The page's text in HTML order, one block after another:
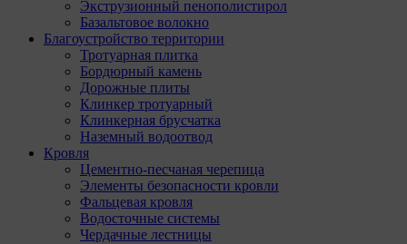
Экструзионный пенополистирол
Базальтовое волокно
Благоустройство территории
Тротуарная плитка
Бордюрный камень
Дорожные плиты
Клинкер тротуарный
Клинкерная брусчатка
Наземный водоотвод
Кровля
Цементно-песчаная черепица
Элементы безопасности кровли
Фальцевая кровля
Водосточные системы
Чердачные лестницы